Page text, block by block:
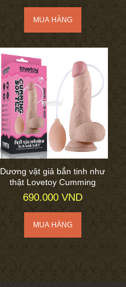
Dương vật giả bắn tinh như
thật Lovetoy Cumming
690.000 VND